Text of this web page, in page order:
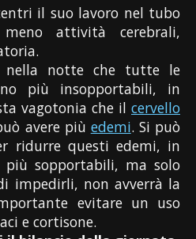
il suo lavoro nel tubo
attività cerebrali,
nella notte che tutte le
più insopportabili, in
vagotonia che il cervello
avere più edemi. Si può
ridurre questi edemi, in
più sopportabili, ma solo
impedirli, non avverrà la
evitare un uso
e cortisone.